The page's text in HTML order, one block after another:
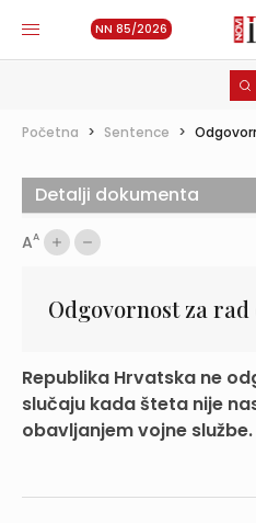
NN 85/2026
Početna > Sentence >
AA
Odgovornost za
Republika Hrvatska ne
slučaju kada šteta nije
obavljanjem vojne službe.
Detalji dokumenta